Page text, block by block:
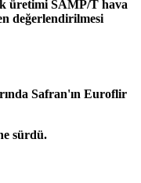
üretimi SAMP/T hava
değerlendirilmesi
Safran'ın Euroflir
sürdü.